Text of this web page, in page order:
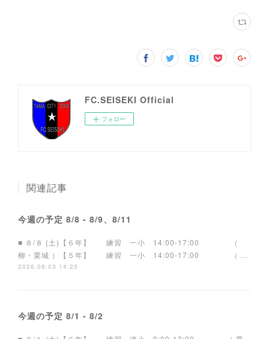
FC.SEISEKI Official
フォロー
関連記事
今週の予定 8/8 - 8/9、8/11
■ ８/８ (土)【６年】 練習 一小 14:00-17:00 （
柳・栗城 ）【５年】 練習 一小 14:00-17:00 （ …
2026.08.03 14:23
今週の予定 8/1 - 8/2